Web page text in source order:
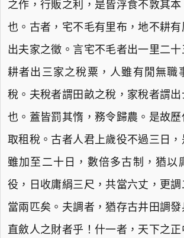
之作，行販之利，是皆浮食不敦其
也。古者，宅不毛有里布，地不耕
出夫家之徵。言宅不毛者出一里二
耕者出三家之稅粟，人雖有閒無職
稅。夫稅者謂田畝之稅，家稅者謂
也。蓋皆罰其惰，務令歸農。是故歷
取租稅。古者人君上歲役不過三日，
雖加至二十日，數倍多古制，猶以
役，日收庸絹三尺，共當六丈，更
當兩匹矣。夫調者，猶存古井田調
直斂人之財者乎！什一者，天下之